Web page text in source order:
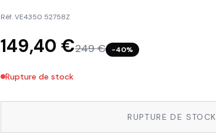
Réf.VE4350 52758Z
149,40 €249 € −40%
Rupture de stock
RUPTURE DE STOCK